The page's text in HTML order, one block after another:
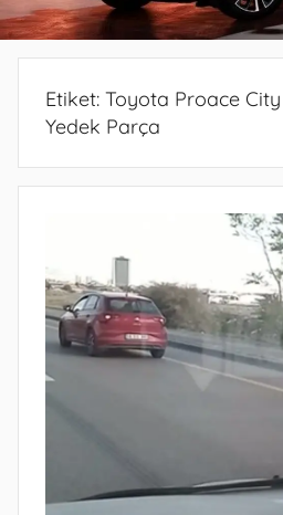
Etiket: Toyota Proace
Yedek Parça